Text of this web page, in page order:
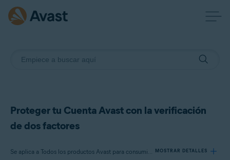
Proteger tu Cuenta Avast con la verificación
de dos factores
Se aplica a Todos los productos Avast para consumidores MOSTRAR DETALLES